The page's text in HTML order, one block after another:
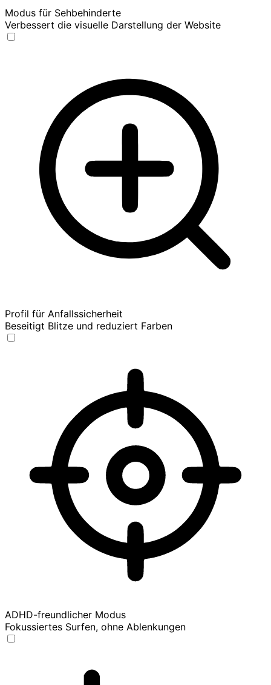
Modus für Sehbehinderte
Verbessert die visuelle Darstellung der Website
Profil für Anfallssicherheit
Beseitigt Blitze und reduziert Farben
ADHD-freundlicher Modus
Fokussiertes Surfen, ohne Ablenkungen